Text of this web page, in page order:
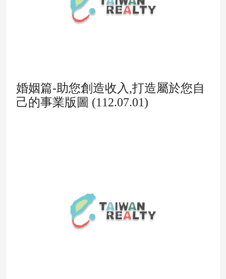
婚姻篇-助您創造收入,打造屬於您自
己的事業版圖 (112.07.01)